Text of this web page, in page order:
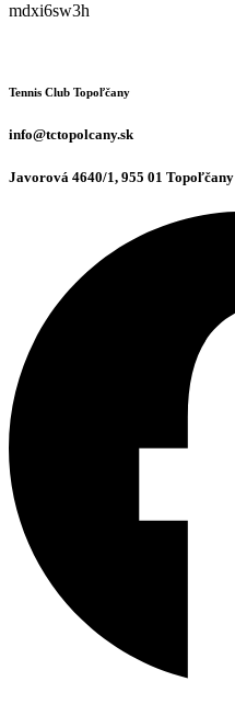
mdxi6sw3h
Tennis Club Topoľčany
info@tctopolcany.sk
Javorová 4640/1, 955 01 Topoľčany